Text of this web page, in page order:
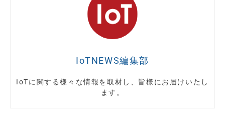
IoTNEWS編集部
IoTに関する様々な情報を取材し、皆様にお届けいたし
ます。